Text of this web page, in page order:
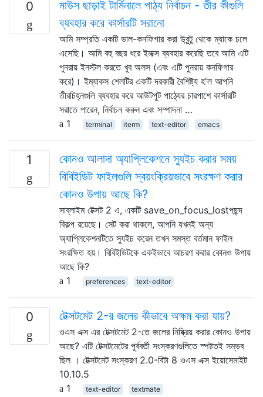
0
মাউস ছাড়াই টার্মিনালে পাঠ্য নির্বাচন - তীর কীগুলি
ব্যবহার করে কার্সারটি সরানো
আমি সম্প্রতি একটি ভাল-কনফিগার করা উবুন্টু থেকে ম্যাকে চলে
এসেছি। আমি বহু বছর ধরে ইমাক্স ব্যবহার করেছি তবে আমি এটি
পুনরায় ইনস্টল করতে খুব অলস (এবং এটি পুনরায় কনফিগার
করে)। ইম্যাকস শেলটির একটি দরকারী বৈশিষ্ট্য হ'ল আপনি
তীরচিহ্নগুলি ব্যবহার করে আউটপুট পাঠ্যের চারপাশে কার্সারটি
সরাতে পারেন, নির্বাচন করুন এবং সম্পাদনা …
1
terminal iterm text-editor emacs
1
কোনও আলাদা অ্যাপ্লিকেশনে স্যুইচ করার সময়
বিবিইডিট ফাইলগুলি স্বয়ংক্রিয়ভাবে সংরক্ষণ করার
কোনও উপায় আছে কি?
সাব্লাইম টেক্সট 2 এ, একটি save_on_focus_lostপছন্দ
বিকল্প রয়েছে। সেট করা থাকলে, আপনি যখনই অন্য
অ্যাপ্লিকেশনটিতে স্যুইচ করেন তখন সমস্ত বর্তমান ফাইল
সংরক্ষিত হয়। বিবিইডিটকে একইভাবে আচরণ করার কোনও উপায়
আছে কি?
1
preferences text-editor
0 টেক্সটমেট 2-র জলের কীভাবে অক্ষম করা যায়?
ওএস এক্স এর টেক্সটমেট 2-তে জলের নিষ্ক্রিয় করার কোনও উপায়
আছে? এটি টেক্সটমেটের পূর্ববর্তী সংস্করণগুলিতে স্পষ্টতই সম্ভব
ছিল । টেক্সটমেট সংস্করণ 2.0-বিটা 8 ওএস এক্স ইয়োসেমাইট
10.10.5
1
text-editor textmate